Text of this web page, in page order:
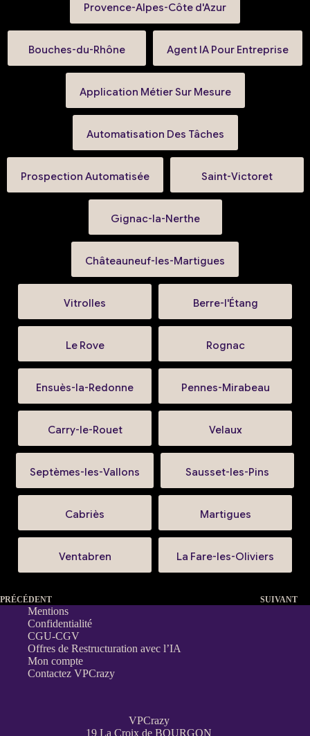
Provence-Alpes-Côte d'Azur
Bouches-du-Rhône Agent IA Pour Entreprise
Application Métier Sur Mesure
Automatisation Des Tâches
Prospection Automatisée Saint-Victoret
Gignac-la-Nerthe
Châteauneuf-les-Martigues
Vitrolles Berre-l'Étang
Le Rove Rognac
Ensuès-la-Redonne Pennes-Mirabeau
Carry-le-Rouet Velaux
Septèmes-les-Vallons Sausset-les-Pins
Cabriès Martigues
Ventabren La Fare-les-Oliviers
PRÉCÉDENT SUIVANT
Mentions
Confidentialité
CGU-CGV
Offres de Restructuration avec l’IA
Mon compte
Contactez VPCrazy
VPCrazy
19 La Croix de BOURGON